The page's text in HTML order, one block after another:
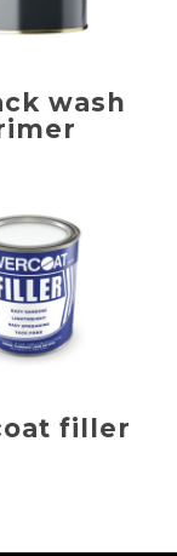
wash
filler